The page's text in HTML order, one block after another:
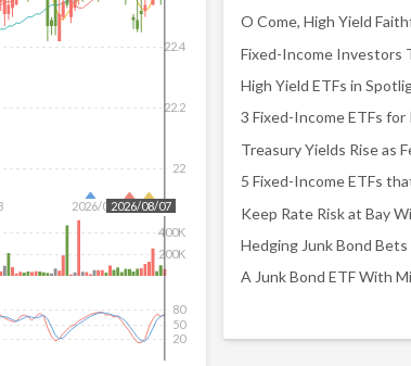
2026/07/16
22
22.2
22.4
2026/08/07
200K
400K
20
50
80
O Come, High Yield
Fixed-Income Investors
High Yield ETFs in
Treasury Yields Rise as
Keep Rate Risk at Bay
Hedging Junk Bond
A Junk Bond ETF With